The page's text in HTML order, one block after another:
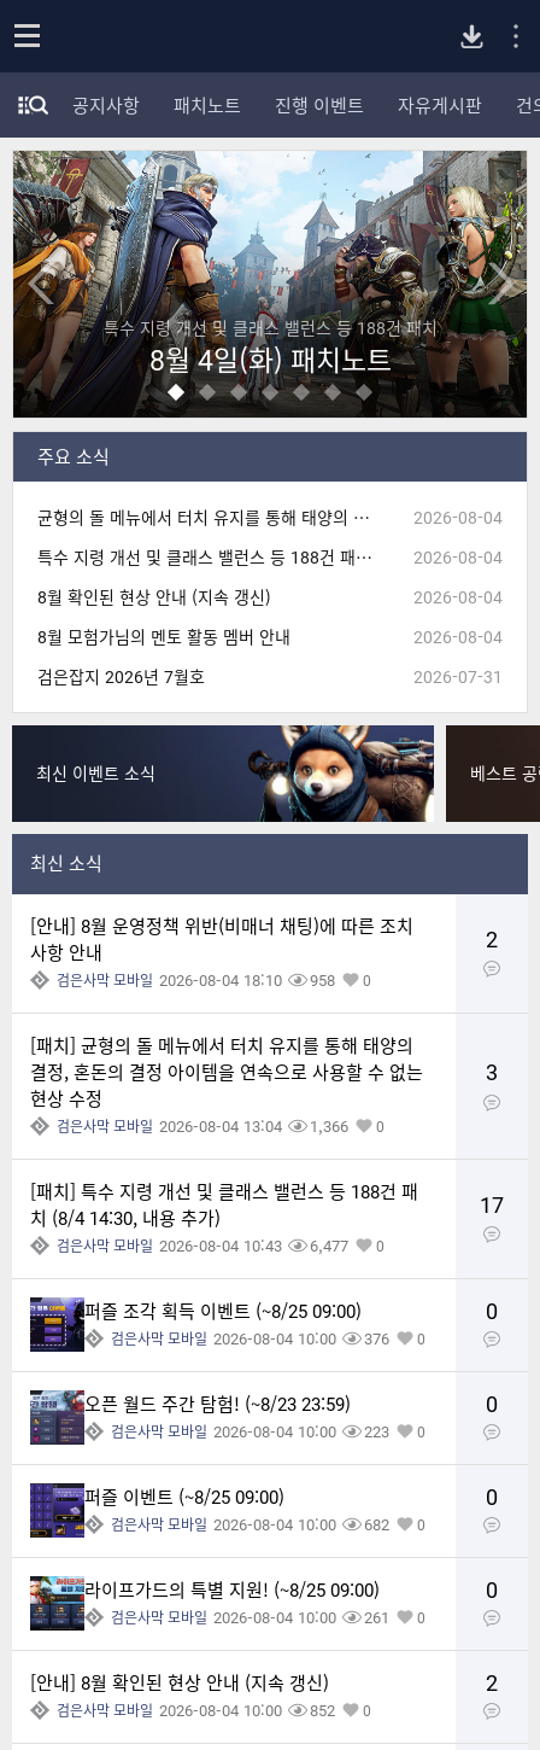
p
e
n
버
전
다
운
로
드
모
험
가
포
럼
카
테
고
리
전
체
보
기
공지사항 패치노트 진행 이벤트 자유게시판 건
패치 모험가님들의 기술 세팅을 확인해 보세요!
초월 클래스 기술 세팅!
주요 소식
균형의 돌 메뉴에서 터치 유지를 통해 태양의 결정, 혼돈의 결정 아이템을 연속으로 사용할 수 없는 현상 수정
2026-08-04
특수 지령 개선 및 클래스 밸런스 등 188건 패치 (8/4 14:30, 내용 추가)
2026-08-04
8월 확인된 현상 안내 (지속 갱신)
2026-08-04
8월 모험가님의 멘토 활동 멤버 안내
2026-08-04
검은잡지 2026년 7월호
2026-07-31
최신 이벤트 소식 베스트
최신 소식
2
[안내] 8월 운영정책 위반(비매너 채팅)에 따른 조치
사항 안내
검은사막 모바일 2026-08-04 18:10 958 0
3
[패치] 균형의 돌 메뉴에서 터치 유지를 통해 태양의
결정, 혼돈의 결정 아이템을 연속으로 사용할 수 없는
현상 수정
검은사막 모바일 2026-08-04 13:04 1,366 0
17
[패치] 특수 지령 개선 및 클래스 밸런스 등 188건 패
치 (8/4 14:30, 내용 추가)
검은사막 모바일 2026-08-04 10:43 6,477 0
0
퍼즐 조각 획득 이벤트 (~8/25 09:00)
검은사막 모바일 2026-08-04 10:00 376 0
0
오픈 월드 주간 탐험! (~8/23 23:59)
검은사막 모바일 2026-08-04 10:00 223 0
0
퍼즐 이벤트 (~8/25 09:00)
검은사막 모바일 2026-08-04 10:00 682 0
0
라이프가드의 특별 지원! (~8/25 09:00)
검은사막 모바일 2026-08-04 10:00 261 0
2
[안내] 8월 확인된 현상 안내 (지속 갱신)
검은사막 모바일 2026-08-04 10:00 852 0